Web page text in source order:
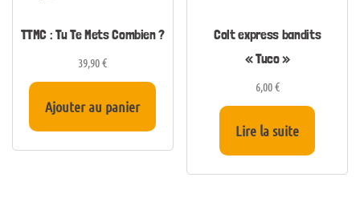
TTMC : Tu Te Mets Combien ?
39,90€
Ajouter au panier
Colt express bandits
« Tuco »
6,00€
Lire la suite